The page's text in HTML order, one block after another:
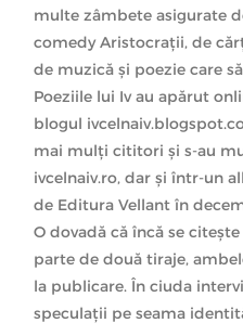
multe zâmbete asigurate
comedy Aristocraţii, de
de muzică şi poezie care
Poeziile lui Iv au apărut
blogul
mai mulţi cititori şi s-au
ivcelnaiv.ro, dar şi într-un
de Editura Vellant în
O dovadă că încă se citeşte
parte de două tiraje,
la publicare. În ciuda
speculaţii pe seama